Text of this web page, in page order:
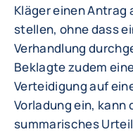
Kläger einen Antrag
stellen, ohne dass
Verhandlung
Beklagte zudem
Verteidigung auf
Vorladung ein, kann
summarisches